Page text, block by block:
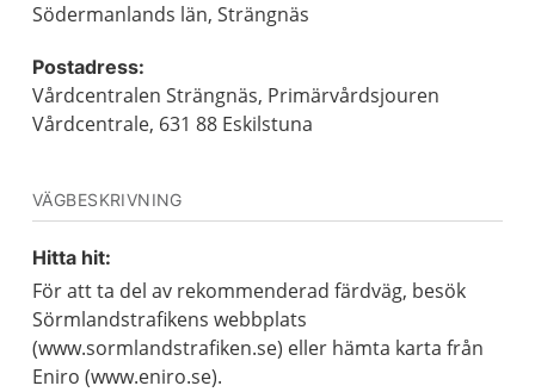
Södermanlands län, Strängnäs
Postadress:
Vårdcentralen Strängnäs, Primärvårdsjouren
Vårdcentrale, 631 88 Eskilstuna
VÄGBESKRIVNING
Hitta hit:
För att ta del av rekommenderad färdväg, besök
Sörmlandstrafikens webbplats
(www.sormlandstrafiken.se) eller hämta karta från
Eniro (www.eniro.se).